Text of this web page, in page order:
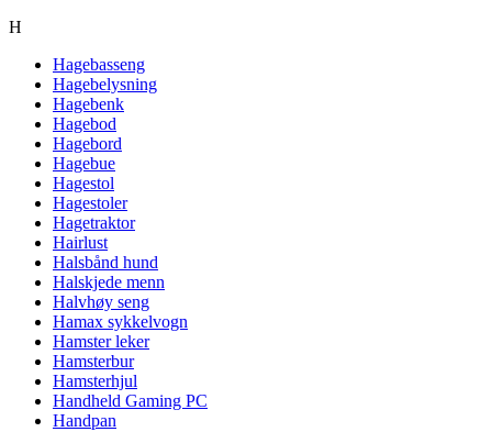
H
Hagebasseng
Hagebelysning
Hagebenk
Hagebod
Hagebord
Hagebue
Hagestol
Hagestoler
Hagetraktor
Hairlust
Halsbånd hund
Halskjede menn
Halvhøy seng
Hamax sykkelvogn
Hamster leker
Hamsterbur
Hamsterhjul
Handheld Gaming PC
Handpan